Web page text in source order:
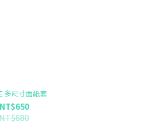
多尺寸面紙套